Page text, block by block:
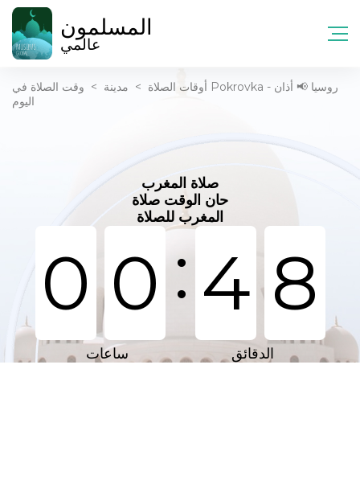
المسلمون
عالمي
أوقات الصلاة > مدينة > وقت الصلاة في Pokrovka - روسيا 📢 أذان
اليوم
صلاة المغرب
حان الوقت صلاة
المغرب للصلاة
0 0: 4 8
ساعات الدقائق